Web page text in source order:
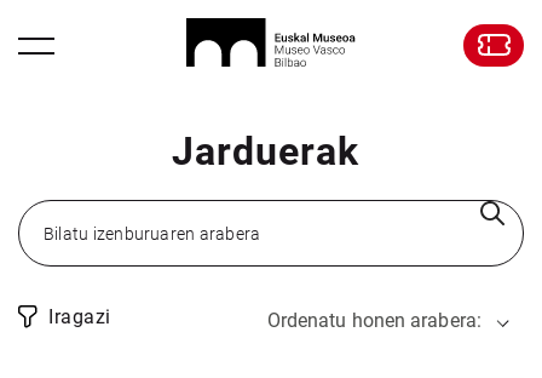
Jarduerak
Iragazi Ordenatu honen arabera: